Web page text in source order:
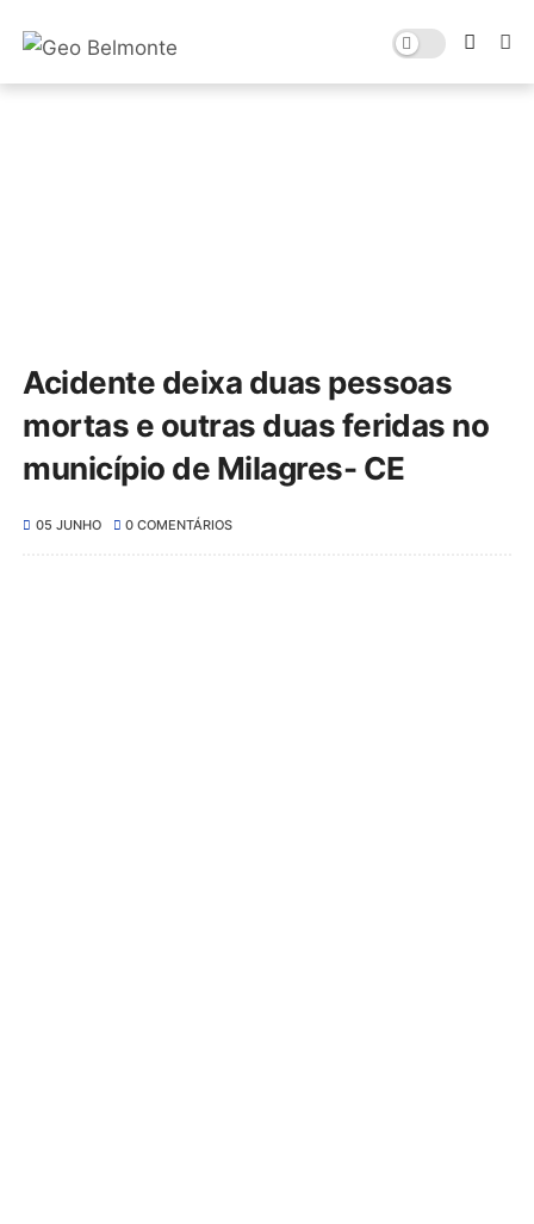
Acidente deixa duas pessoas
mortas e outras duas feridas no
município de Milagres- CE
05 JUNHO 0 COMENTÁRIOS